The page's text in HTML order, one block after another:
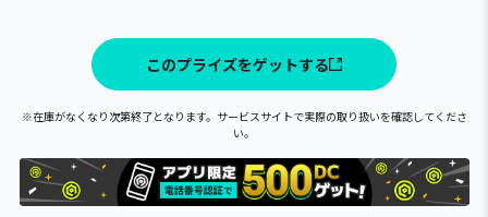
このプライズをゲットする
※在庫がなくなり次第終了となります。サービスサイトで実際の取り扱いを確認してくださ
い。